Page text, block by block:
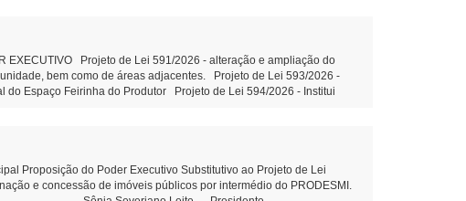
Federal e outras providências - Tramitação Legal Projeto
Tramitação Legal Objetivo: Terceirização da gestão hospitalar
- Altera piso salarial de servidores do quadro de pessoal efetivo
Indicação 81/2026: Construção de uma Creche no Distrito de
da Empresa terceirizada, para manutenção da rede de iluminação
EXECUTIVO Projeto de Lei 591/2026 - alteração e ampliação do
bem como de áreas adjacentes. Projeto de Lei 593/2026 -
do Espaço Feirinha do Produtor Projeto de Lei 594/2026 - Institui
do Cons. Municipal de Educação Tramitação Legal Objetivo:
o Fórum Municipal de Educação – Tramitação Legal Objetivo: Dispõe
de Resolução 03/2026 - Prorroga o prazo para conclusão dos
e dá outras providências. Projeto de Lei 592/2026 - Altera piso
Proposição do Poder Executivo Substitutivo ao Projeto de Lei
e concessão de imóveis públicos por intermédio do PRODESMI.